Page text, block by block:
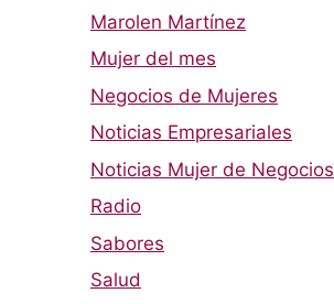
Marolen Martínez
Mujer del mes
Negocios de Mujeres
Noticias Empresariales
Noticias Mujer de Negocios
Radio
Sabores
Salud